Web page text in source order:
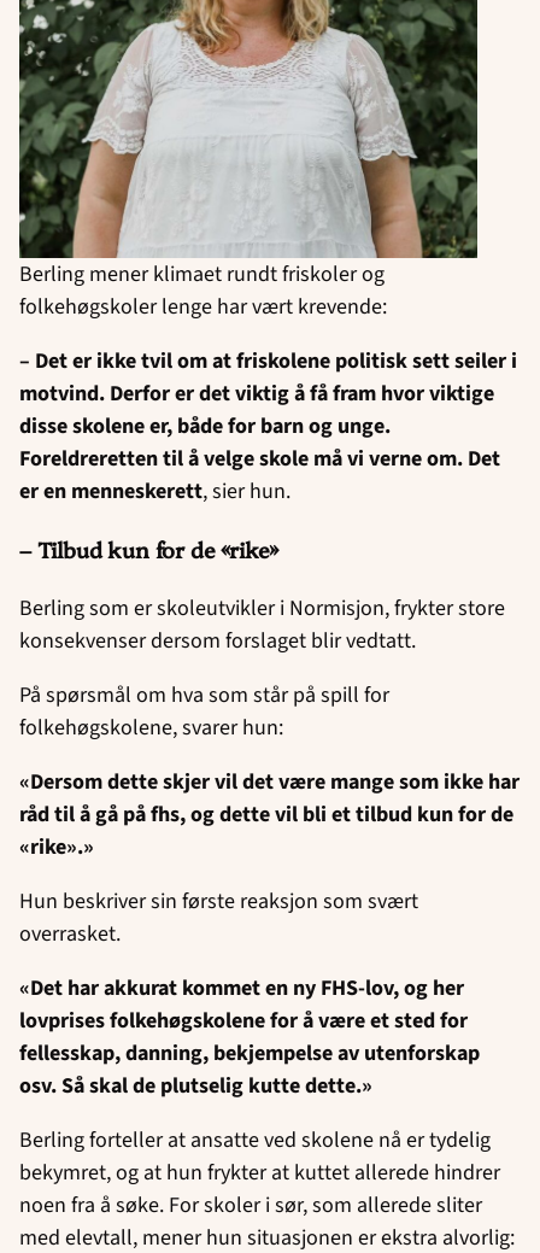
Berling mener klimaet rundt friskoler og
folkehøgskoler lenge har vært krevende:
– Det er ikke tvil om at friskolene politisk sett seiler i
motvind. Derfor er det viktig å få fram hvor viktige
disse skolene er, både for barn og unge.
Foreldreretten til å velge skole må vi verne om. Det
er en menneskerett, sier hun.
– Tilbud kun for de «rike»
Berling som er skoleutvikler i Normisjon, frykter store
konsekvenser dersom forslaget blir vedtatt.
På spørsmål om hva som står på spill for
folkehøgskolene, svarer hun:
«Dersom dette skjer vil det være mange som ikke har
råd til å gå på fhs, og dette vil bli et tilbud kun for de
«rike».»
Hun beskriver sin første reaksjon som svært
overrasket.
«Det har akkurat kommet en ny FHS-lov, og her
lovprises folkehøgskolene for å være et sted for
fellesskap, danning, bekjempelse av utenforskap
osv. Så skal de plutselig kutte dette.»
Berling forteller at ansatte ved skolene nå er tydelig
bekymret, og at hun frykter at kuttet allerede hindrer
noen fra å søke. For skoler i sør, som allerede sliter
med elevtall, mener hun situasjonen er ekstra alvorlig: